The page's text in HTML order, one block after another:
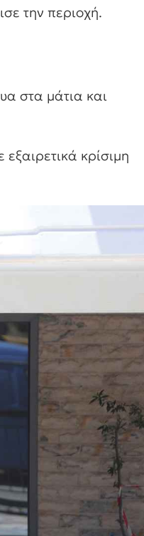
την περιοχή.
στα μάτια και
κρίσιμη